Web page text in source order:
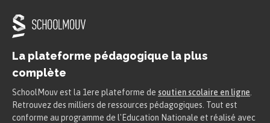
Une hauteur joint un sommet du
perpendiculairement.
La plateforme pédagogique la plus
complète
SchoolMouv est la 1ere plateforme de soutien scolaire en ligne
Retrouvez des milliers de ressources pédagogiques. Tout est
conforme au programme de l'Education Nationale et réalisé avec